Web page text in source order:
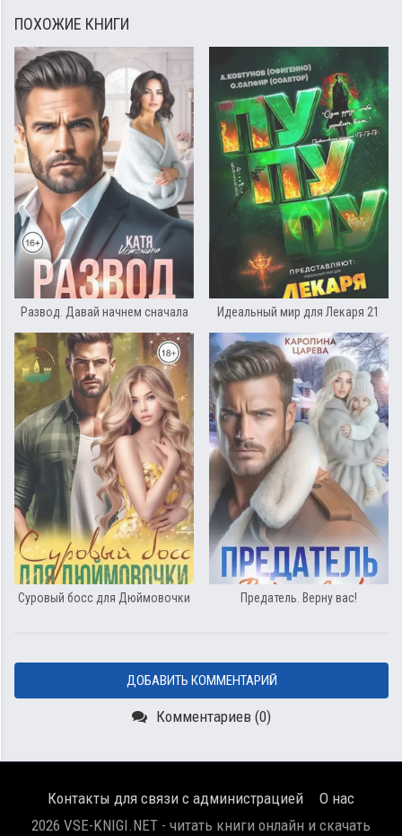
ПОХОЖИЕ КНИГИ
Развод. Давай начнем сначала Идеальный мир для Лекаря 21
Суровый босс для Дюймовочки Предатель. Верну вас!
ДОБАВИТЬ КОММЕНТАРИЙ
Комментариев (0)
Контакты для связи с администрацией
О нас
2026 VSE-KNIGI.NET - читать книги онлайн и скачать